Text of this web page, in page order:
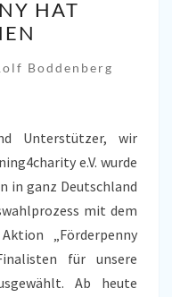
HAT
Boddenberg
Unterstützer, wir
e.V. wurde
in ganz Deutschland
mit dem
„Förderpenny
für unsere
Ab heute